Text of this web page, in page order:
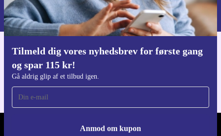
Tilmeld dig vores nyhedsbrev for første gang
og spar 115 kr!
Gå aldrig glip af et tilbud igen.
Anmod om kupon
Du kan finde information omkring vores brug af personlig data i vores
Privatlivspolitik
Download refurbed appen
REFURBED DANMARK - RETHINK NEW.